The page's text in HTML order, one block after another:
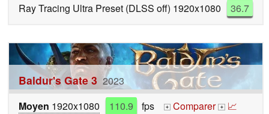
Ray Tracing Ultra Preset (DLSS off) 1920x1080
36.7
Baldur's Gate 3 2023
Moyen 1920x1080 110.9 fps + Comparer + 📈